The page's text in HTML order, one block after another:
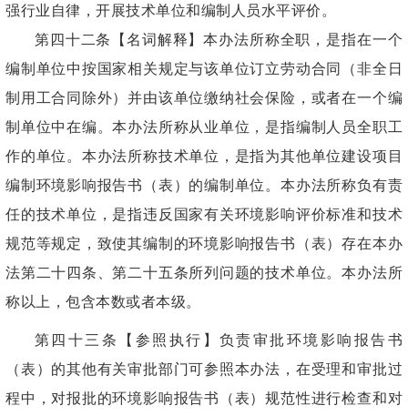
强行业自律，开展技术单位和编制人员水平评价。
第四十二条【名词解释】本办法所称全职，是指在一个
编制单位中按国家相关规定与该单位订立劳动合同（非全日
制用工合同除外）并由该单位缴纳社会保险，或者在一个编
制单位中在编。本办法所称从业单位，是指编制人员全职工
作的单位。本办法所称技术单位，是指为其他单位建设项目
编制环境影响报告书（表）的编制单位。本办法所称负有责
任的技术单位，是指违反国家有关环境影响评价标准和技术
规范等规定，致使其编制的环境影响报告书（表）存在本办
法第二十四条、第二十五条所列问题的技术单位。本办法所
称以上，包含本数或者本级。
第四十三条【参照执行】负责审批环境影响报告书
（表）的其他有关审批部门可参照本办法，在受理和审批过
程中，对报批的环境影响报告书（表）规范性进行检查和对